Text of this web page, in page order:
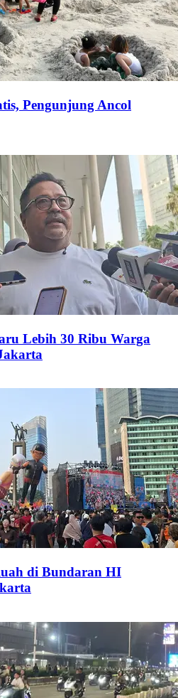
Pengunjung Ancol
Lebih 30 Ribu Warga
di Bundaran HI